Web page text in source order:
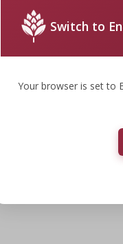
limpiar el ahumador,
lavar en el
de la corriente!
Switch to
Your browser is set to